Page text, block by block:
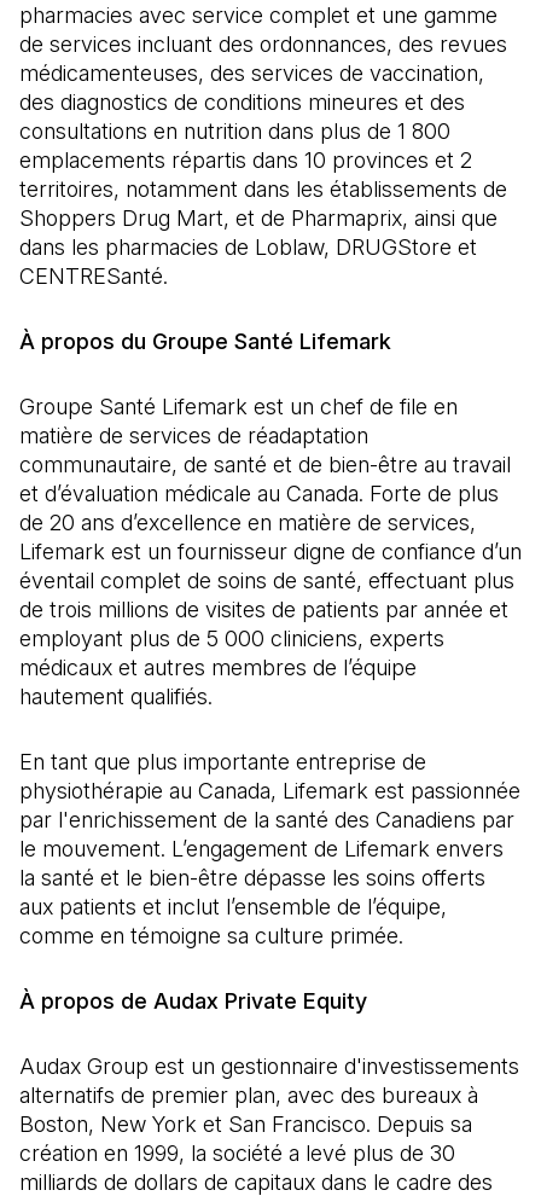
pharmacies avec service complet et une gamme
de services incluant des ordonnances, des revues
médicamenteuses, des services de vaccination,
des diagnostics de conditions mineures et des
consultations en nutrition dans plus de 1 800
emplacements répartis dans 10 provinces et 2
territoires, notamment dans les établissements de
Shoppers Drug Mart, et de Pharmaprix, ainsi que
dans les pharmacies de Loblaw, DRUGStore et
CENTRESanté.
À propos du Groupe Santé Lifemark
Groupe Santé Lifemark est un chef de file en
matière de services de réadaptation
communautaire, de santé et de bien-être au travail
et d’évaluation médicale au Canada. Forte de plus
de 20 ans d’excellence en matière de services,
Lifemark est un fournisseur digne de confiance d’un
éventail complet de soins de santé, effectuant plus
de trois millions de visites de patients par année et
employant plus de 5 000 cliniciens, experts
médicaux et autres membres de l’équipe
hautement qualifiés.
En tant que plus importante entreprise de
physiothérapie au Canada, Lifemark est passionnée
par l'enrichissement de la santé des Canadiens par
le mouvement. L’engagement de Lifemark envers
la santé et le bien-être dépasse les soins offerts
aux patients et inclut l’ensemble de l’équipe,
comme en témoigne sa culture primée.
À propos de Audax Private Equity
Audax Group est un gestionnaire d'investissements
alternatifs de premier plan, avec des bureaux à
Boston, New York et San Francisco. Depuis sa
création en 1999, la société a levé plus de 30
milliards de dollars de capitaux dans le cadre des